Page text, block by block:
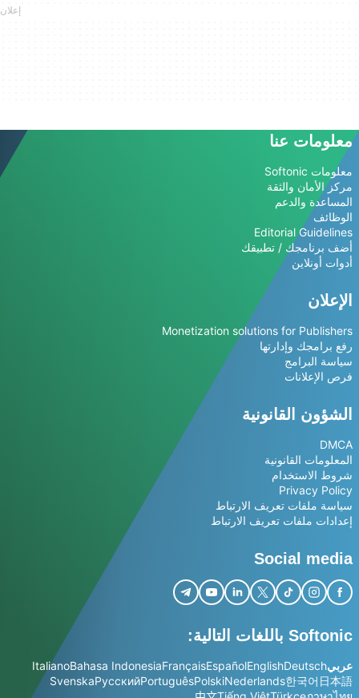
معلومات عنا
معلومات Softonic
مركز الأمان والثقة
المساعدة والدعم
الوظائف
Editorial Guidelines
أضف برنامجك / تطبيقك
أدوات أونلاين
الإعلان
Monetization solutions for Publishers
رفع برامجك وإدارتها
سياسة البرامج
فرص الإعلانات
الشؤون القانونية
DMCA
المعلومات القانونية
شروط الاستخدام
Privacy Policy
سياسة ملفات تعريف الارتباط
إعدادات ملفات تعريف الارتباط
Social media
Softonic باللغات التالية:
عربيDeutsch
English
Español
Français
Bahasa Indonesia
Italiano
日本語
한국어
Nederlands
Polski
Português
Русский
Svenska